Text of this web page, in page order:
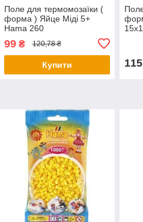
Поле для термомозаїки (
форма ) Яйце Міді 5+
Hama 260
99₴ 120,78 ₴
Купити 115